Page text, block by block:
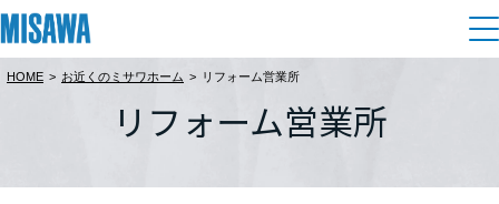
住まい
HOME > お近くのミサワホーム > リフォーム営業所
リフォーム営業所
都道府県を選択